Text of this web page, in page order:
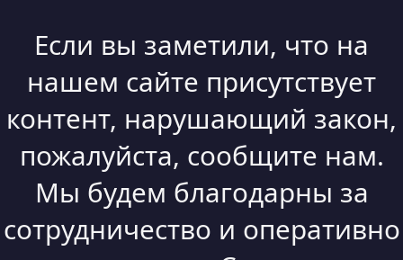
Если вы заметили, что на
нашем сайте присутствует
контент, нарушающий закон,
пожалуйста, сообщите нам.
Мы будем благодарны за
сотрудничество и оперативно